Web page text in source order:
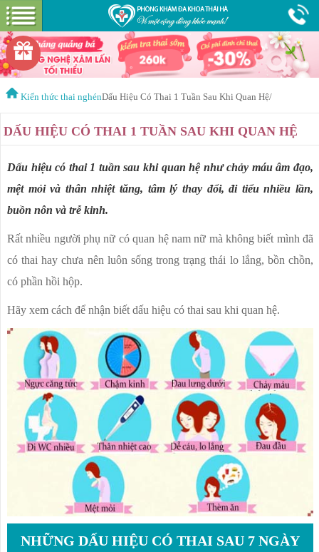
Hotline:0365 115 116 Miễn phí tư vấn
PHÁ THAI
KIẾN THỨC THAI NGHÉN
PHÁ THAI AN TOÀN
KẾ HOẠCH HÓA GIA ĐÌNH
PHƯƠNG PHÁP PHÁ THAI
THAI NGOÀI TỬ CUNG
KHÁM PHỤ KHOA
PHÒNG KHÁM
Kiến thức thai nghén /
Dấu Hiệu Có Thai 1 Tuần Sau Khi Quan Hệ
DẤU HIỆU CÓ THAI 1 TUẦN SAU KHI QUAN HỆ
Dấu hiệu có thai 1 tuần sau khi quan hệ như chảy máu âm đạo,
mệt mỏi và thân nhiệt tăng, tâm lý thay đổi, đi tiểu nhiều lần,
buồn nôn và trễ kinh.
Rất nhiều người phụ nữ có quan hệ nam nữ mà không biết mình đã
có thai hay chưa nên luôn sống trong trạng thái lo lắng, bồn chồn,
có phần hồi hộp.
Hãy xem cách để nhận biết dấu hiệu có thai sau khi quan hệ.
NHỮNG DẤU HIỆU CÓ THAI SAU 7 NGÀY